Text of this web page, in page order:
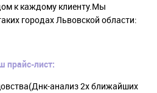
к каждому клиенту.Мы
городах Львовской области:
прайс-лист:
анализ 2х ближайших